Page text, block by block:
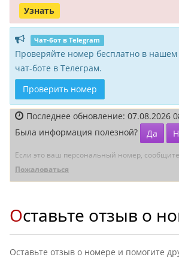
Узнать
Чат-бот в Telegram
Проверяйте номер бесплатно в
чат-боте в Телеграм.
Проверить номер
Последнее обновление: 07.08.2026
Была информация полезной?
Да
Если это ваш персональный номер,
Пожаловаться
Оставьте отзыв о
Оставьте отзыв о номере и помогите